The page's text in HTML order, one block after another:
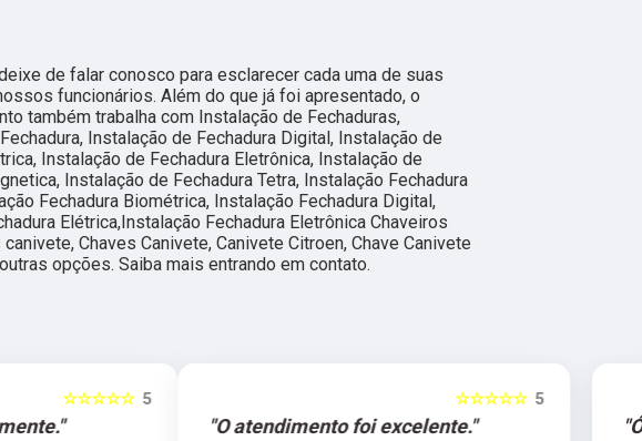
de falar conosco para esclarecer cada uma de suas
funcionários. Além do que já foi apresentado, o
também trabalha com Instalação de Fechaduras,
Instalação de Fechadura Digital, Instalação de
Instalação de Fechadura Eletrônica, Instalação de
Instalação de Fechadura Tetra, Instalação Fechadura
Fechadura Biométrica, Instalação Fechadura Digital,
Elétrica,Instalação Fechadura Eletrônica Chaveiros
Chaves Canivete, Canivete Citroen, Chave Canivete
opções. Saiba mais entrando em contato.
5
☆☆☆☆☆ ☆☆☆☆☆
"Ótimo profissional."